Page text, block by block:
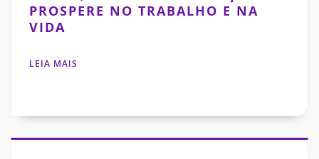
PROSPERE NO TRABALHO E NA
VIDA
LEIA MAIS